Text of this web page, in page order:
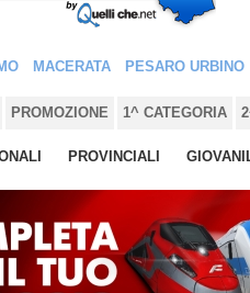
MACERATA PESARO URBINO
PROMOZIONE 1^ CATEGORIA
PROVINCIALI